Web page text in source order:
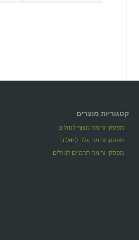
קטגוריות מוצרים
מפסקי זרימה מצוף לנוזלים
מפסקי זרימה עלה לנוזלים
מפסקי זרימה תרמיים לנוזלים